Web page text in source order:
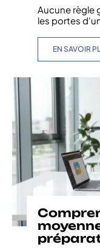
Aucune règle
les portes
EN SAVOIR